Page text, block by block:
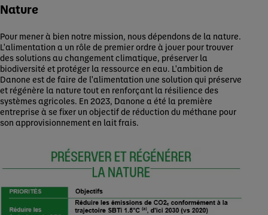
Nature
Pour mener à bien notre mission, nous dépendons de la nature.
L'alimentation a un rôle de premier ordre à jouer pour trouver
des solutions au changement climatique, préserver la
biodiversité et protéger la ressource en eau. L'ambition de
Danone est de faire de l'alimentation une solution qui préserve
et régénère la nature tout en renforçant la résilience des
systèmes agricoles. En 2023, Danone a été la première
entreprise à se fixer un objectif de réduction du méthane pour
son approvisionnement en lait frais.